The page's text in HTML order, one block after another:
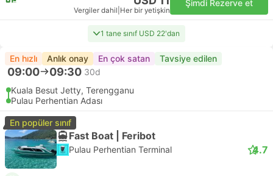
Vergiler dahil Her bir yetişkin
Şimdi Rezerve et
1 tane sınıf USD 22'dan
En hızlı Anlık onay En çok satan Tavsiye edilen
09:00 09:30 30d
Kuala Besut Jetty, Terengganu
Pulau Perhentian Adası
En popüler sınıf
Fast Boat | Feribot
Pulau Perhentian Terminal 4.7